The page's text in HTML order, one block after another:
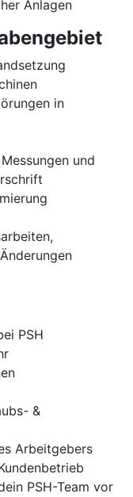
Anlagen
in
und
PSH
&
Arbeitgebers
PSH-Team vor